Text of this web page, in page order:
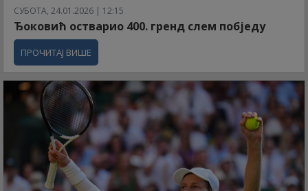
СУБОТА, 24.01.2026 | 12:15
Ђоковић остварио 400. гренд слем побједу
ПРОЧИТАЈ ВИШЕ